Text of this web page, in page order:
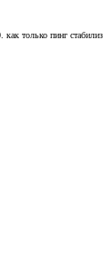
только пинг